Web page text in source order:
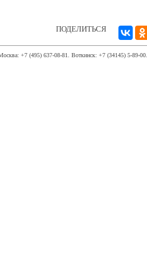
ПОДЕЛИТЬСЯ
+7 (495) 637-08-81. Воткинск: +7 (34145) 5-89-00.